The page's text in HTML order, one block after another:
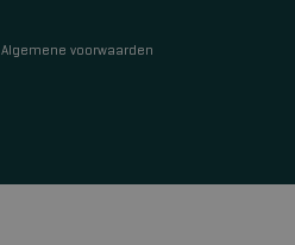
Algemene voorwaarden